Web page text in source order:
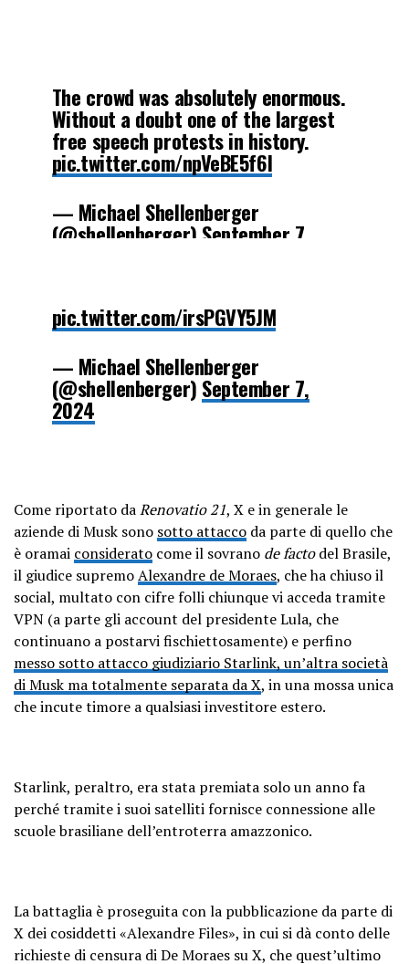
The crowd was absolutely enormous.
Without a doubt one of the largest
free speech protests in history.
pic.twitter.com/npVeBE5f6I
— Michael Shellenberger
(@shellenberger) September 7,
pic.twitter.com/irsPGVY5JM
— Michael Shellenberger
(@shellenberger) September 7,
2024
Come riportato daRenovatio 21, X e in generale le
aziende di Musk sono sotto attacco da parte di quello che
è oramai considerato come il sovrano de factodel Brasile,
il giudice supremoAlexandre de Moraes, che ha chiuso il
social, multato con cifre folli chiunque vi acceda tramite
VPN (a parte gli account del presidente Lula, che
continuano a postarvi fischiettosamente) e perfino
messo sotto attacco giudiziario Starlink, un’altra società
di Musk ma totalmente separata da X, in una mossa unica
che incute timore a qualsiasi investitore estero.
Starlink, peraltro, era stata premiata solo un anno fa
perché tramite i suoi satelliti fornisce connessione alle
scuole brasiliane dell’entroterra amazzonico.
La battaglia è proseguita con la pubblicazione da parte di
X dei cosiddetti «Alexandre Files», in cui si dà conto delle
richieste di censura di De Moraes su X, che quest’ultimo